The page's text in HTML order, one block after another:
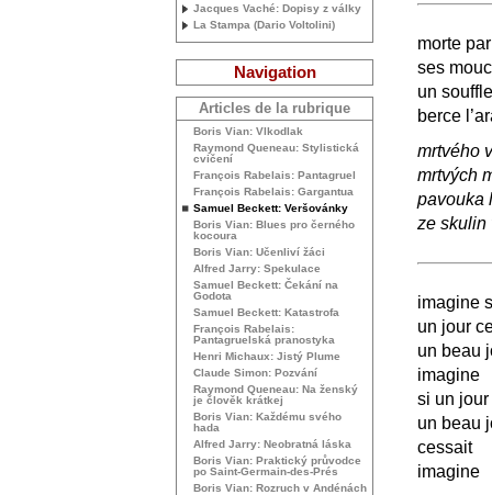
morte
ses
un
berce
mrtvého
mrtvých
pavouka
ze skulin
imagine
un jour
un beau
imagine
si un jour
un beau
cessait
imagine
Jacques Vaché: Dopisy z války
La Stampa (Dario Voltolini)
Navigation
Articles de la rubrique
Boris Vian: Vlkodlak
Raymond Queneau: Stylistická
cvičení
François Rabelais: Pantagruel
François Rabelais: Gargantua
Samuel Beckett: Veršovánky
Boris Vian: Blues pro černého
kocoura
Boris Vian: Učenliví žáci
Alfred Jarry: Spekulace
Samuel Beckett: Čekání na
Godota
Samuel Beckett: Katastrofa
François Rabelais:
Pantagruelská pranostyka
Henri Michaux: Jistý Plume
Claude Simon: Pozvání
Raymond Queneau: Na ženský
je člověk krátkej
Boris Vian: Každému svého
hada
Alfred Jarry: Neobratná láska
Boris Vian: Praktický průvodce
po Saint-Germain-des-Prés
Boris Vian: Rozruch v Andénách